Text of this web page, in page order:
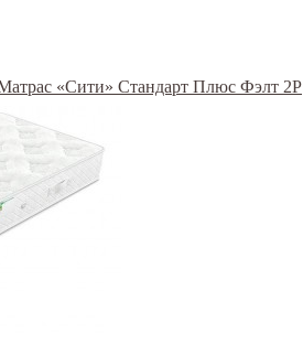
«Сити» Стандарт Плюс Фэлт 2Р